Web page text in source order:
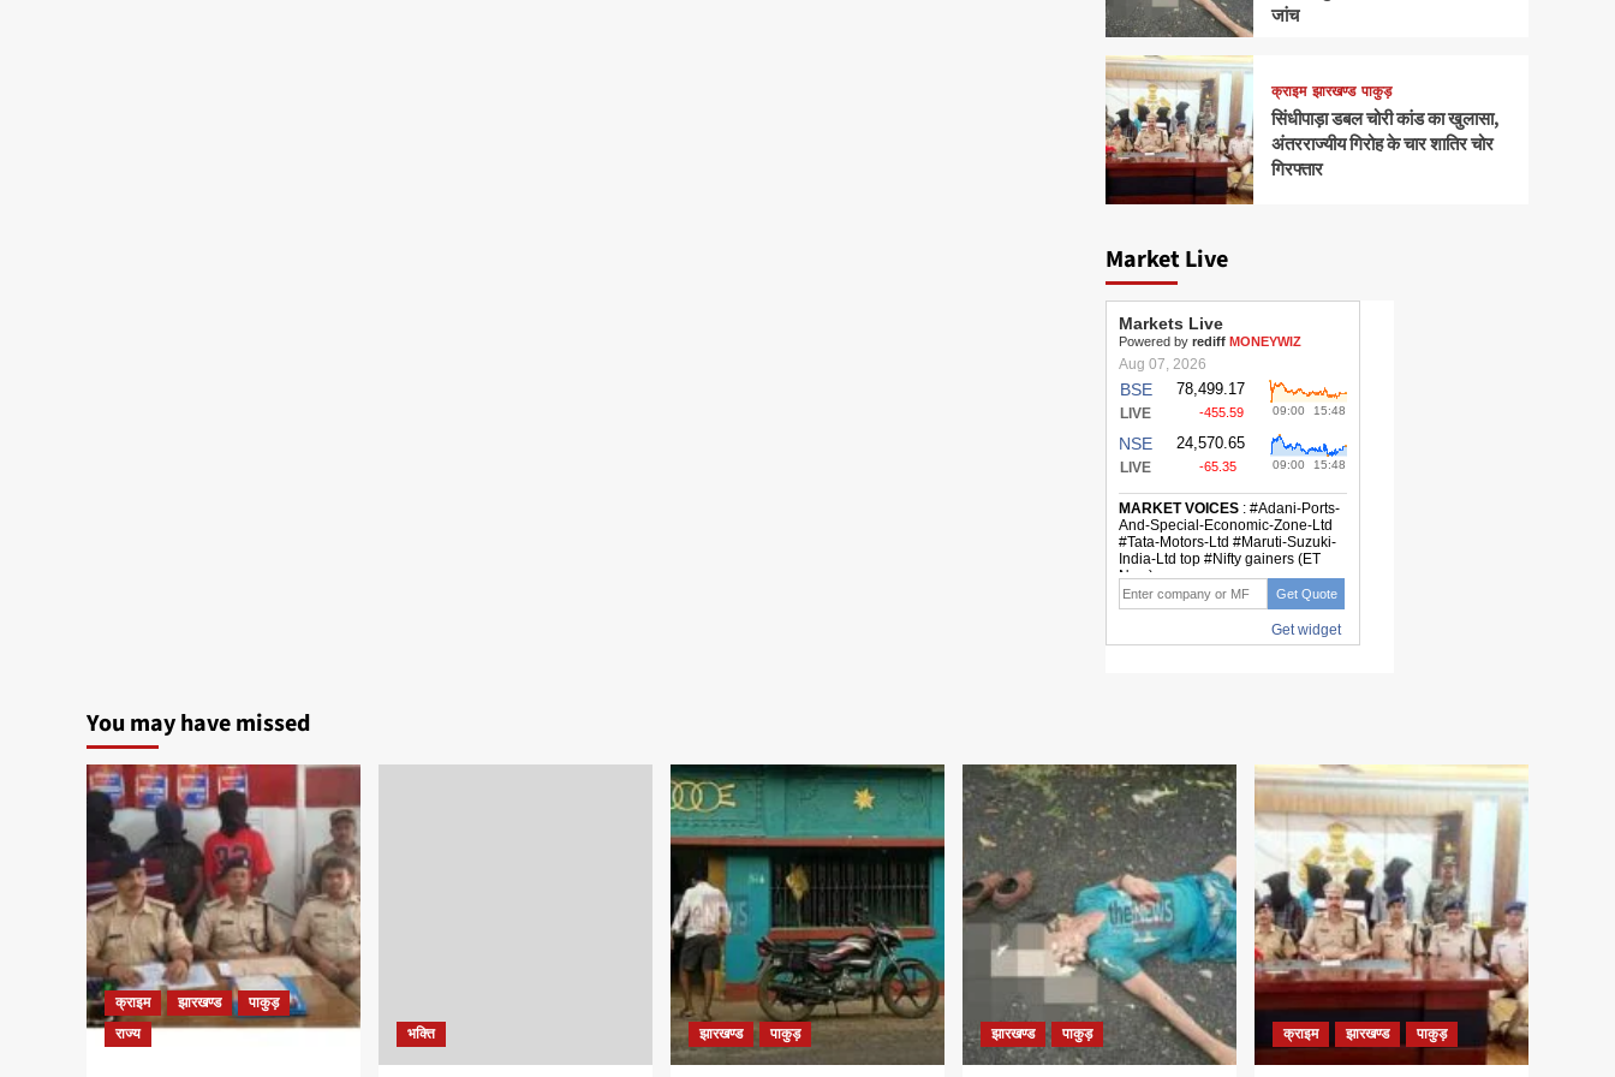
जांच
क्राइम झारखण्ड पाकुड़
सिंधीपाड़ा डबल चोरी कांड का खुलासा,
अंतरराज्यीय गिरोह के चार शातिर चोर
गिरफ्तार
Market Live
You may have missed
क्राइम झारखण्ड
पाकुड़
राज्य
भक्ति झारखण्ड पाकुड़ झारखण्ड पाकुड़ क्राइम झारखण्ड पाकुड़